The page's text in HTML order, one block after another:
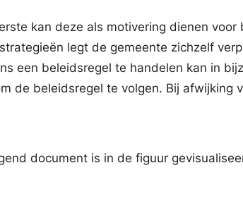
kan deze als motivering dienen
legt de gemeente zichzelf
een beleidsregel te handelen kan in
de beleidsregel te volgen. Bij
document is in de figuur